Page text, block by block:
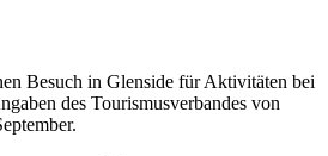
Besuch in Glenside für Aktivitäten bei
des Tourismusverbandes von